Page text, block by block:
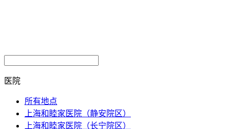
医院
所有地点
上海和睦家医院（静安院区）
上海和睦家医院（长宁院区）